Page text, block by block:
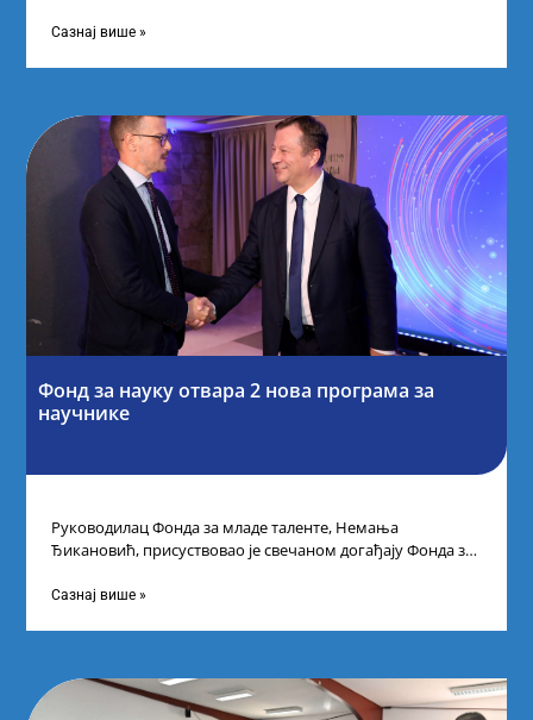
Сазнај више »
Фонд за науку отвара 2 нова програма за
научнике
Руководилац Фонда за младе таленте, Немања
Ђикановић, присуствовао је свечаном догађају Фонда за
Сазнај више »